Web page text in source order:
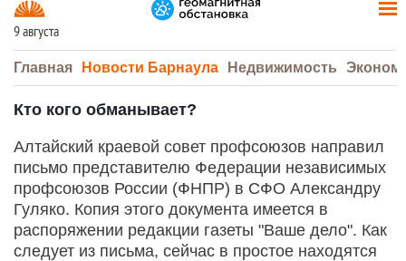
9 августа
Главная Новости Барнаула Недвижимость
Кто кого обманывает?
Алтайский краевой совет профсоюзов направил
письмо представителю Федерации независимых
профсоюзов России (ФНПР) в СФО Александру
Гуляко. Копия этого документа имеется в
распоряжении редакции газеты "Ваше дело". Как
следует из письма, сейчас в простое находятся